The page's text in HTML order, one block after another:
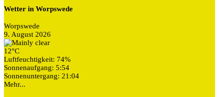
Wetter in Worpswede
Worpswede
9. August 2026
12°C
Luftfeuchtigkeit: 74%
Sonnenaufgang: 5:54
Sonnenuntergang: 21:04
Mehr...